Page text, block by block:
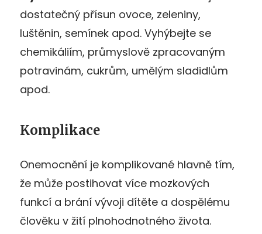
dostatečný přísun ovoce, zeleniny,
luštěnin, semínek apod. Vyhýbejte se
chemikáliím, průmyslově zpracovaným
potravinám, cukrům, umělým sladidlům
apod.
Komplikace
Onemocnění je komplikované hlavně tím,
že může postihovat více mozkových
funkcí a brání vývoji dítěte a dospělému
člověku v žití plnohodnotného života.